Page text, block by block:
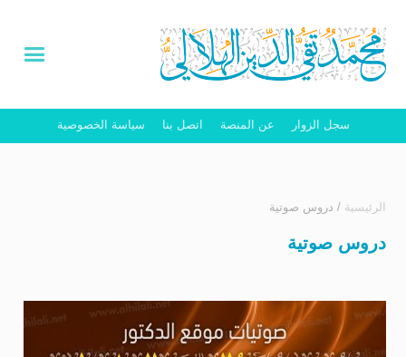
سجل الزوار عن المنصة اتصل بنا سياسة الخصوصية
الرئيسية / دروس صوتية
دروس صوتية